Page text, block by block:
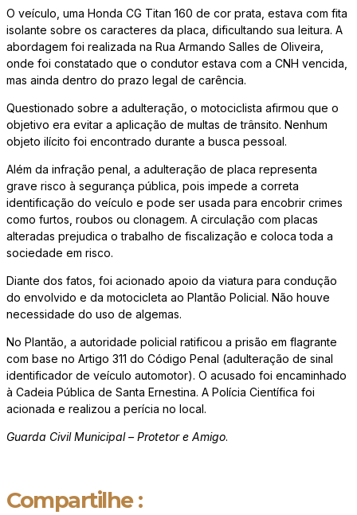
O veículo, uma Honda CG Titan 160 de cor prata, estava com fita
isolante sobre os caracteres da placa, dificultando sua leitura. A
abordagem foi realizada na Rua Armando Salles de Oliveira,
onde foi constatado que o condutor estava com a CNH vencida,
mas ainda dentro do prazo legal de carência.
Questionado sobre a adulteração, o motociclista afirmou que o
objetivo era evitar a aplicação de multas de trânsito. Nenhum
objeto ilícito foi encontrado durante a busca pessoal.
Além da infração penal, a adulteração de placa representa
grave risco à segurança pública, pois impede a correta
identificação do veículo e pode ser usada para encobrir crimes
como furtos, roubos ou clonagem. A circulação com placas
alteradas prejudica o trabalho de fiscalização e coloca toda a
sociedade em risco.
Diante dos fatos, foi acionado apoio da viatura para condução
do envolvido e da motocicleta ao Plantão Policial. Não houve
necessidade do uso de algemas.
No Plantão, a autoridade policial ratificou a prisão em flagrante
com base no Artigo 311 do Código Penal (adulteração de sinal
identificador de veículo automotor). O acusado foi encaminhado
à Cadeia Pública de Santa Ernestina. A Polícia Científica foi
acionada e realizou a perícia no local.
Guarda Civil Municipal – Protetor e Amigo.
Compartilhe :